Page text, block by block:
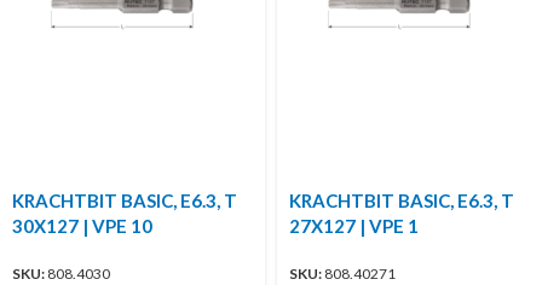
KRACHTBIT BASIC, E6.3, T
30X127 | VPE 10
SKU: 808.4030
KRACHTBIT BASIC, E6.3, T
27X127 | VPE 1
SKU: 808.40271